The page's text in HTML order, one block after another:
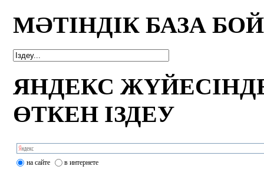
МӘТІНДІК БАЗА
ЯНДЕКС
ӨТКЕН ІЗДЕУ
на сайте в интернете